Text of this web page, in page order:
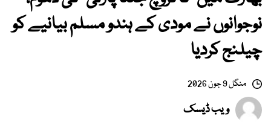
نوجوانوں نے مودی کے ہندو مسلم بیانیے کو
چیلنج کردیا
منگل 9 جون 2026
ویب ڈیسک